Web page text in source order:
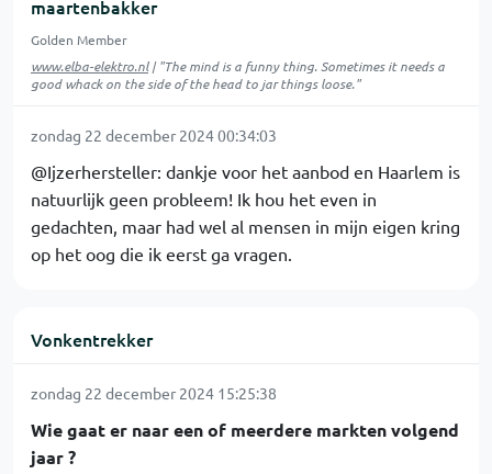
maartenbakker
Golden Member
www.elba-elektro.nl| "The mind is a funny thing. Sometimes it needs a
good whack on the side of the head to jar things loose."
zondag 22 december 2024 00:34:03
@Ijzerhersteller: dankje voor het aanbod en Haarlem is
natuurlijk geen probleem! Ik hou het even in
gedachten, maar had wel al mensen in mijn eigen kring
op het oog die ik eerst ga vragen.
Vonkentrekker
zondag 22 december 2024 15:25:38
Wie gaat er naar een of meerdere markten volgend
jaar ?